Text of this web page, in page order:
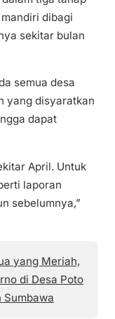
dibagi
sekitar bulan
semua desa
yang disyaratkan
dapat
April. Untuk
laporan
sebelumnya,”
yang Meriah,
di Desa Poto
Sumbawa